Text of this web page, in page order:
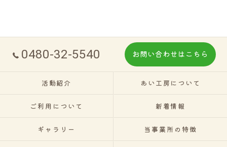
0480-32-5540 お問い合わせはこちら
活動紹介 あい工房について
ご利用について 新着情報
ギャラリー 当事業所の特徴